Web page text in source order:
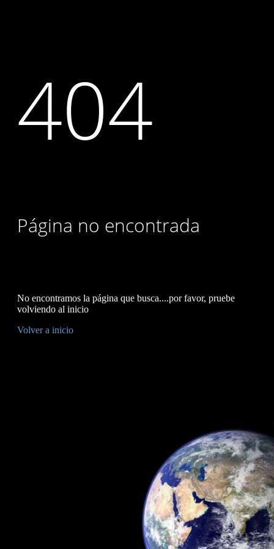
404
Página no encontrada
No encontramos la página que busca....por favor, pruebe
volviendo al inicio
Volver a inicio